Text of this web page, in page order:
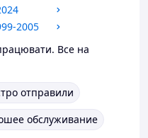
2005
Все на
отправили
обслуживание